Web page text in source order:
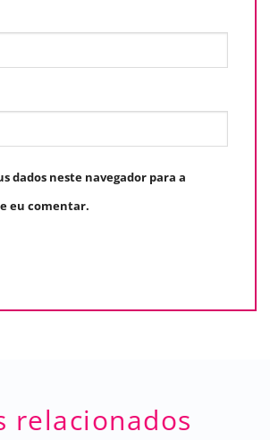
dados neste navegador para a
eu comentar.
relacionados